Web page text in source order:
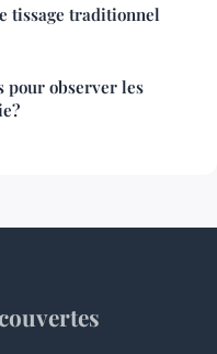
tissage traditionnel
pour observer les